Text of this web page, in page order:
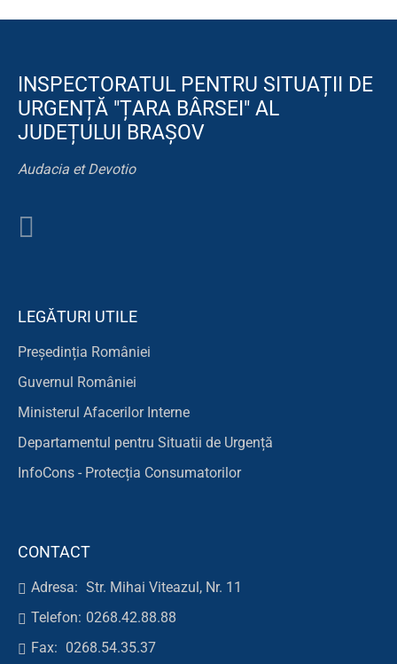
INSPECTORATUL PENTRU SITUAȚII DE
URGENȚĂ "ȚARA BÂRSEI" AL
JUDEȚULUI BRAȘOV
Audacia et Devotio
LEGĂTURI UTILE
Președinția României
Guvernul României
Ministerul Afacerilor Interne
Departamentul pentru Situatii de Urgență
InfoCons - Protecția Consumatorilor
CONTACT
Adresa: Str. Mihai Viteazul, Nr. 11
Telefon: 0268.42.88.88
Fax: 0268.54.35.37